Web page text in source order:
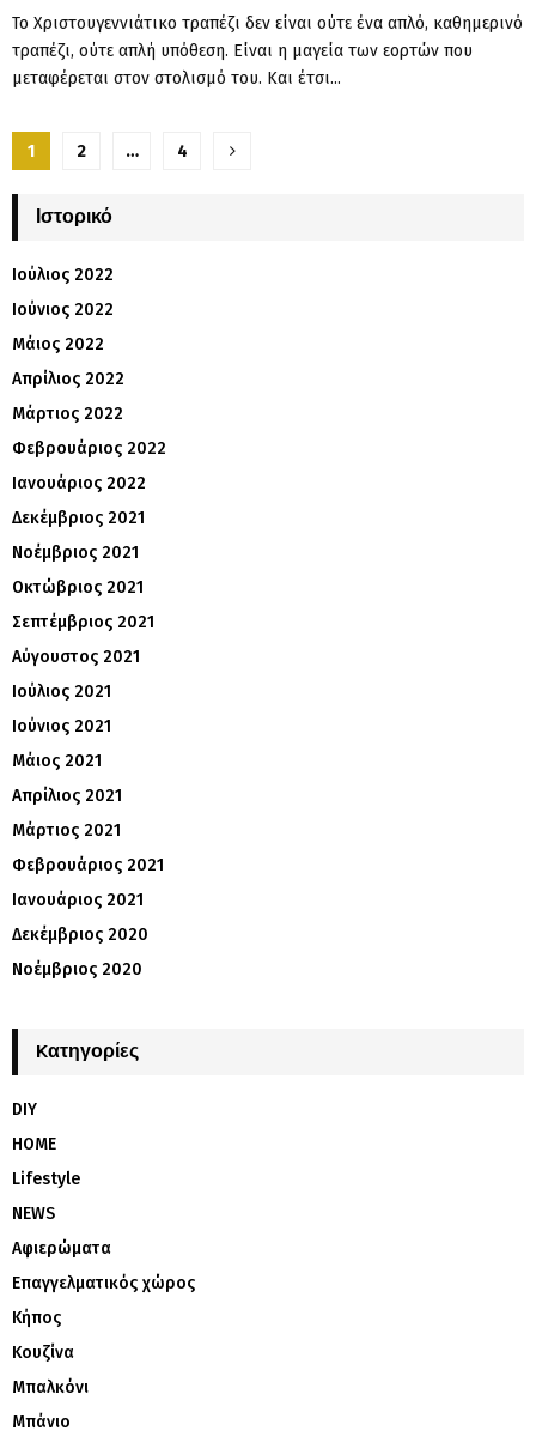
Το Χριστουγεννιάτικο τραπέζι δεν είναι ούτε ένα απλό, καθημερινό
τραπέζι, ούτε απλή υπόθεση. Είναι η μαγεία των εορτών που
μεταφέρεται στον στολισμό του. Και έτσι...
Σελιδοποίηση
άρθρων
1 2 … 4
Ιστορικό
Ιούλιος 2022
Ιούνιος 2022
Μάιος 2022
Απρίλιος 2022
Μάρτιος 2022
Φεβρουάριος 2022
Ιανουάριος 2022
Δεκέμβριος 2021
Νοέμβριος 2021
Οκτώβριος 2021
Σεπτέμβριος 2021
Αύγουστος 2021
Ιούλιος 2021
Ιούνιος 2021
Μάιος 2021
Απρίλιος 2021
Μάρτιος 2021
Φεβρουάριος 2021
Ιανουάριος 2021
Δεκέμβριος 2020
Νοέμβριος 2020
Kατηγορίες
DIY
HOME
Lifestyle
NEWS
Αφιερώματα
Επαγγελματικός χώρος
Κήπος
Κουζίνα
Μπαλκόνι
Μπάνιο